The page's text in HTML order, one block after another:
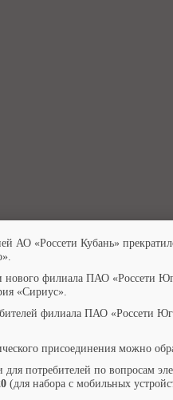
АО «Россети Кубань»
нового филиала ПАО «Россети
«Сириус».
филиала ПАО «Россети
присоединения можно
потребителей по вопросам
(для набора с мобильных